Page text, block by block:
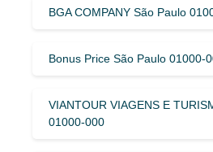
BGA COMPANY São Paulo
Bonus Price São Paulo 01000-
VIANTOUR VIAGENS E
01000-000